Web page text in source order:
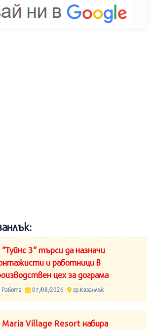
“Туйнс 3“ търси да назначи
и работници в
цех за дограма
Работа 07/08/2026 гр.Казанлък
Maria Village Resort набира